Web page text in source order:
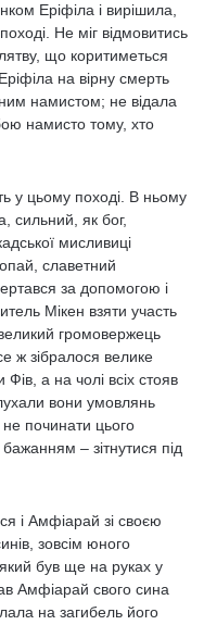
Еріфіла і вирішила,
Не міг відмовитись
що коритиметься
на вірну смерть
намистом; не відала
намисто тому, хто
у цьому поході. В ньому
сильний, як бог,
мисливиці
славетний
за допомогою і
Мікен взяти участь
громовержець
ж зібралося велике
Фів, а на чолі всіх стояв
вони умовлянь
починати цього
– зітнутися під
і Амфіарай зі своєю
зовсім юного
був ще на руках у
Амфіарай свого сина
на загибель його